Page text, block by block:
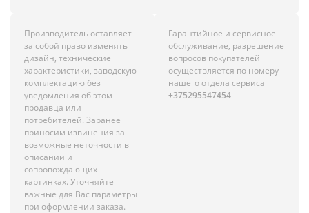
Производитель оставляет
за собой право изменять
дизайн, технические
характеристики, заводскую
комплектацию без
уведомления об этом
продавца или
потребителей. Заранее
приносим извинения за
возможные неточности в
описании и
сопровождающих
картинках. Уточняйте
важные для Вас параметры
при оформлении заказа.
Гарантийное и сервисное
обслуживание, разрешение
вопросов покупателей
осуществляется по номеру
нашего отдела сервиса
+375295547454